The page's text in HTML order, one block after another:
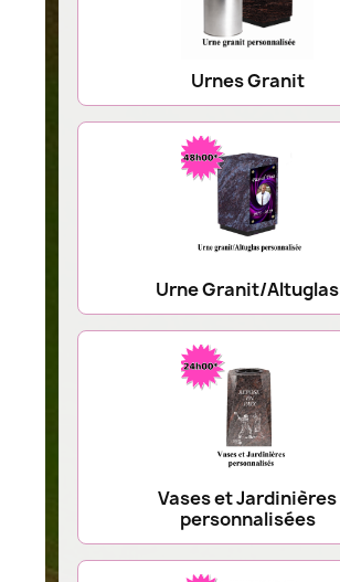
Urnes Granit
Urne Granit/Altuglas
Vases et Jardinières
personnalisées